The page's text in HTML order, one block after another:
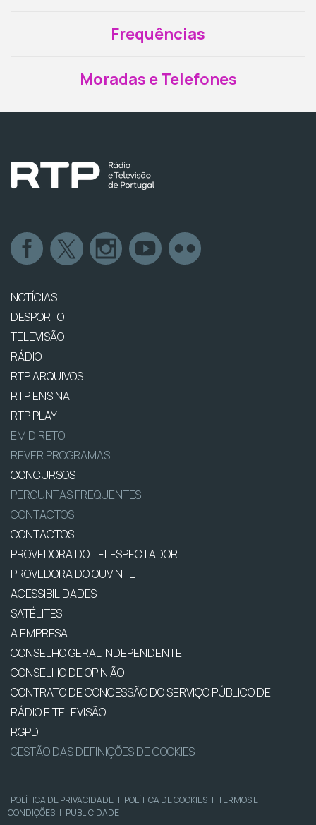
Frequências
Moradas e Telefones
NOTÍCIAS
DESPORTO
TELEVISÃO
RÁDIO
RTP ARQUIVOS
RTP ENSINA
RTP PLAY
EM DIRETO
REVER PROGRAMAS
CONCURSOS
PERGUNTAS FREQUENTES
CONTACTOS
CONTACTOS
PROVEDORA DO TELESPECTADOR
PROVEDORA DO OUVINTE
ACESSIBILIDADES
SATÉLITES
A EMPRESA
CONSELHO GERAL INDEPENDENTE
CONSELHO DE OPINIÃO
CONTRATO DE CONCESSÃO DO SERVIÇO PÚBLICO DE
RÁDIO E TELEVISÃO
RGPD
GESTÃO DAS DEFINIÇÕES DE COOKIES
POLÍTICA DE PRIVACIDADE | POLÍTICA DE COOKIES | TERMOS E
CONDIÇÕES | PUBLICIDADE